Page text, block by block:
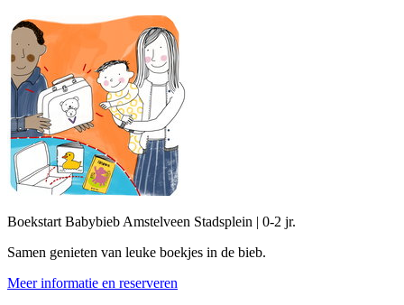
Boekstart Babybieb Amstelveen Stadsplein | 0-2 jr.
Samen genieten van leuke boekjes in de bieb.
Meer informatie en reserveren